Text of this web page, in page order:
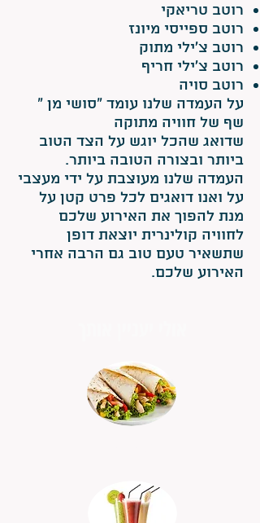
רוטב טריאקי
רוטב ספייסי מיונז
רוטב צ'ילי מתוק
רוטב צ'ילי חריף
רוטב סויה
על העמדה שלנו עומד "סושי מן "
שף של חוויה מתוקה
שדואג שהכל יוגש על הצד הטוב
ביותר ובצורה הטובה ביותר.
העמדה שלנו מעוצבת על ידי מעצבי
על ואנו דואגים לכל פרט קטן על
מנת להפוך את האירוע שלכם
לחוויה קולינרית יוצאת דופן
שתשאיר טעם טוב גם הרבה אחרי
האירוע שלכם.